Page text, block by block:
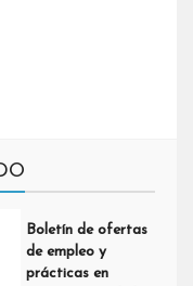
Boletín de ofertas
de empleo y
prácticas en